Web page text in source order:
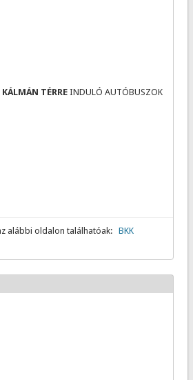
KÁLMÁN TÉRREINDULÓ AUTÓBUSZOK
alábbi oldalon találhatóak: BKK